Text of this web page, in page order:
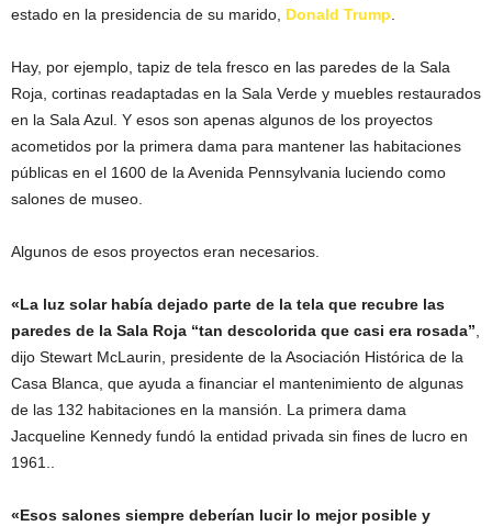
estado en la presidencia de su marido, Donald Trump
Hay, por ejemplo, tapiz de tela fresco en las paredes de la Sala
Roja, cortinas readaptadas en la Sala Verde y muebles restaurados
en la Sala Azul. Y esos son apenas algunos de los proyectos
acometidos por la primera dama para mantener las habitaciones
públicas en el 1600 de la Avenida Pennsylvania luciendo como
salones de museo.
Algunos de esos proyectos eran necesarios.
«La luz solar había dejado parte de la tela que recubre las
paredes de la Sala Roja “tan descolorida que casi era rosada”
dijo Stewart McLaurin, presidente de la Asociación Histórica de la
Casa Blanca, que ayuda a financiar el mantenimiento de algunas
de las 132 habitaciones en la mansión. La primera dama
Jacqueline Kennedy fundó la entidad privada sin fines de lucro en
1961..
«Esos salones siempre deberían lucir lo mejor posible y